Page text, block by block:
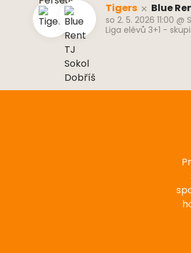
Tigers Blue
so 2. 5. 2026 11:00 @
Liga elévů 3+1 -